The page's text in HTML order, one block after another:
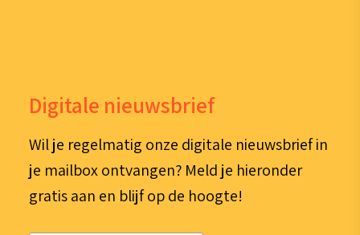
Digitale nieuwsbrief
Wil je regelmatig onze digitale nieuwsbrief in
je mailbox ontvangen? Meld je hieronder
gratis aan en blijf op de hoogte!